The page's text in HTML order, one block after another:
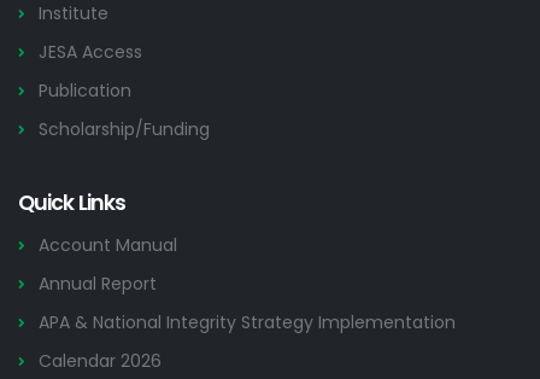
Institute
JESA Access
Publication
Scholarship/Funding
Quick Links
Account Manual
Annual Report
APA & National Integrity Strategy Implementation
Calendar 2026